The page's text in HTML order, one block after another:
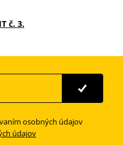
č. 3.
osobných údajov
údajov